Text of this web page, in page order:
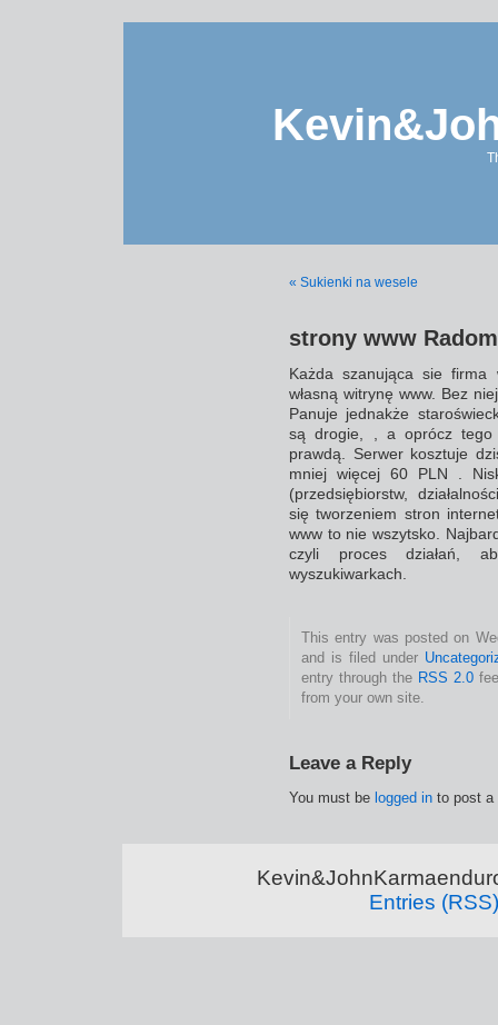
« Sukienki na wesele
strony www Radom
Każda szanująca sie firma
własną witrynę www. Bez
Panuje jednakże
są drogie, , a oprócz tego
prawdą. Serwer kosztuje
mniej więcej 60 PLN .
(przedsiębiorstw,
się tworzeniem stron
www to nie wszytsko.
czyli proces działań,
wyszukiwarkach.
This entry was posted on
and is filed under
entry through the RSS 2.0
from your own site.
Leave a Reply
You must be logged in to post a
Entries (RSS)